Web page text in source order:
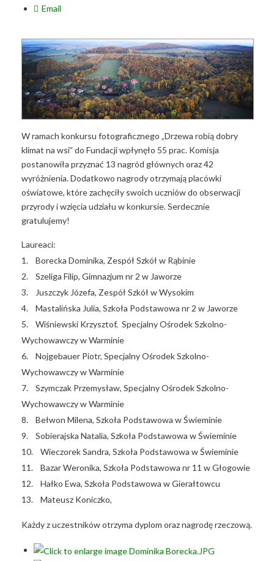
Email
W ramach konkursu fotograficznego „Drzewa robią dobry
klimat na wsi” do Fundacji wpłynęło 55 prac. Komisja
postanowiła przyznać 13 nagród głównych oraz 42
wyróżnienia. Dodatkowo nagrody otrzymają placówki
oświatowe, które zachęciły swoich uczniów do obserwacji
przyrody i wzięcia udziału w konkursie. Serdecznie
gratulujemy!
Laureaci:
1. Borecka Dominika, Zespół Szkół w Rąbinie
2. Szeliga Filip, Gimnazjum nr 2 w Jaworze
3. Juszczyk Józefa, Zespół Szkół w Wysokim
4. Mastalińska Julia, Szkoła Podstawowa nr 2 w Jaworze
5. Wiśniewski Krzysztof, Specjalny Ośrodek Szkolno-
Wychowawczy w Warminie
6. Nojgebauer Piotr, Specjalny Ośrodek Szkolno-
Wychowawczy w Warminie
7. Szymczak Przemysław, Specjalny Ośrodek Szkolno-
Wychowawczy w Warminie
8. Bełwon Milena, Szkoła Podstawowa w Świeminie
9. Sobierajska Natalia, Szkoła Podstawowa w Świeminie
10. Wieczorek Sandra, Szkoła Podstawowa w Świeminie
11. Bazar Weronika, Szkoła Podstawowa nr 11 w Głogowie
12. Hałko Ewa, Szkoła Podstawowa w Gierałtowcu
13. Mateusz Koniczko,
Każdy z uczestników otrzyma dyplom oraz nagrodę rzeczową.